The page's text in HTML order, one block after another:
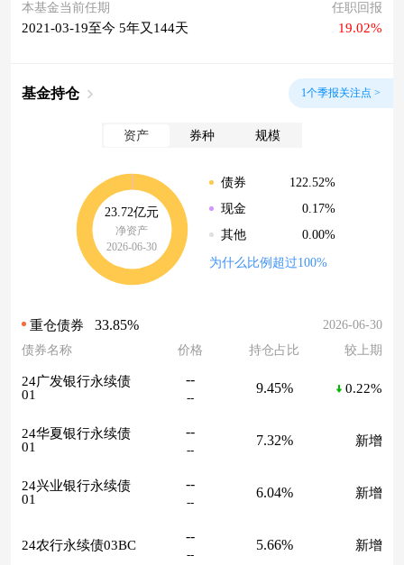
本基金当前任期
2021-03-19至今 5年又144天
任职回报
19.02%
基金持仓 1个季报关注点 >
资产 券种 规模
23.72亿元
净资产
2026-06-30
债券
122.52%
现金
0.17%
其他
0.00%
为什么比例超过100%
重仓债券 33.85%
2026-06-30
债券名称
价格 持仓占比 较上期
24广发银行永续债
01
--
--
9.45% 0.22%
24华夏银行永续债
01
--
--
7.32% 新增
24兴业银行永续债
01
--
--
6.04% 新增
24农行永续债03BC
--
--
5.66% 新增